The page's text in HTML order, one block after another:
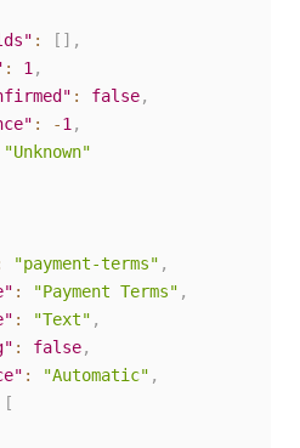
: [ ] ,
: 1 ,
: false,
: -1 ,
"Unknown"
"payment-terms" ,
: "Payment Terms" ,
: "Text" ,
: false,
: "Automatic" ,
[